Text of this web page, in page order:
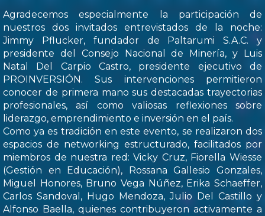
Agradecemos especialmente la participación de
nuestros dos invitados entrevistados de la noche:
Jimmy Pflucker, fundador de Paltarumi S.A.C. y
presidente del Consejo Nacional de Minería, y Luis
Natal Del Carpio Castro, presidente ejecutivo de
PROINVERSIÓN. Sus intervenciones permitieron
conocer de primera mano sus destacadas trayectorias
profesionales, así como valiosas reflexiones sobre
liderazgo, emprendimiento e inversión en el país.
Como ya es tradición en este evento, se realizaron dos
espacios de networking estructurado, facilitados por
miembros de nuestra red: Vicky Cruz, Fiorella Wiesse
(Gestión en Educación), Rossana Gallesio Gonzales,
Miguel Honores, Bruno Vega Núñez, Erika Schaeffer,
Carlos Sandoval, Hugo Mendoza, Julio Del Castillo y
Alfonso Baella, quienes contribuyeron activamente a